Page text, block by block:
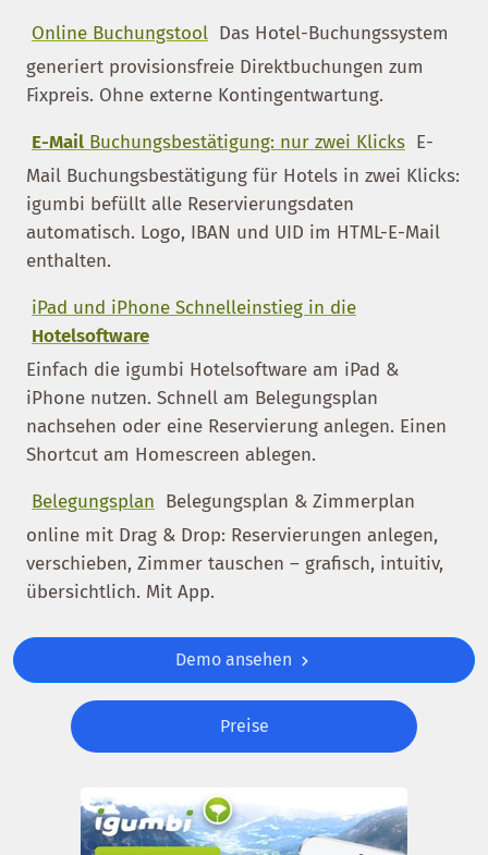
Online Buchungstool Das Hotel-Buchungssystem
generiert provisionsfreie Direktbuchungen zum
Fixpreis. Ohne externe Kontingentwartung.
E-Mail Buchungsbestätigung: nur zwei Klicks E-
Mail Buchungsbestätigung für Hotels in zwei Klicks:
igumbi befüllt alle Reservierungsdaten
automatisch. Logo, IBAN und UID im HTML-E-Mail
enthalten.
iPad und iPhone Schnelleinstieg in die
Hotelsoftware
Einfach die igumbi Hotelsoftware am iPad &
iPhone nutzen. Schnell am Belegungsplan
nachsehen oder eine Reservierung anlegen. Einen
Shortcut am Homescreen ablegen.
Belegungsplan Belegungsplan & Zimmerplan
online mit Drag & Drop: Reservierungen anlegen,
verschieben, Zimmer tauschen – grafisch, intuitiv,
übersichtlich. Mit App.
Demo ansehen
Preise